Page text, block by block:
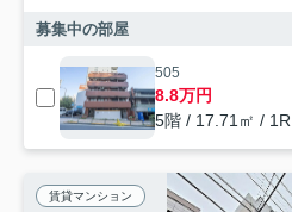
募集中の部屋
505
8.8万円
5階 / 17.71㎡ / 1R
賃貸マンション